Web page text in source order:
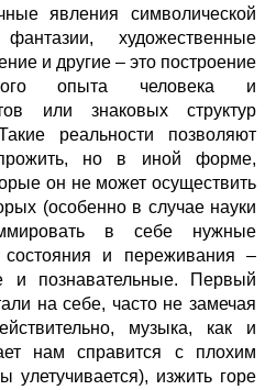
явления символической
художественные
и другие – это построение
опыта человека и
или знаковых структур
реальности позволяют
прожить, но в иной форме,
он не может осуществить
(особенно в случае науки
в себе нужные
состояния и переживания –
и познавательные. Первый
на себе, часто не замечая
музыка, как и
нам справится с плохим
улетучивается), изжить горе